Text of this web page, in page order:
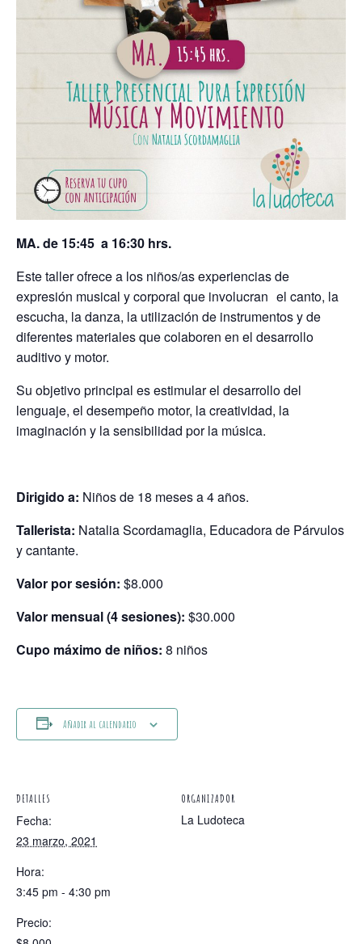
MA. de 15:45 a 16:30 hrs.
Este taller ofrece a los niños/as experiencias de
expresión musical y corporal que involucran el canto, la
escucha, la danza, la utilización de instrumentosy de
diferentes materiales que colaboren en el desarrollo
auditivo y motor.
Su objetivo principal es estimular el desarrollo del
lenguaje, el desempeño motor, la creatividad, la
imaginación y la sensibilidad por la música.
Dirigido a: Niños de 18 meses a 4 años.
Tallerista: Natalia Scordamaglia, Educadora de Párvulos
y cantante.
Valor por sesión: $8.000
Valor mensual (4 sesiones): $30.000
Cupo máximo de niños: 8 niños
Añadir al calendario
DETALLES
Fecha:
23 marzo, 2021
Hora:
3:45 pm - 4:30 pm
Precio:
ORGANIZADOR
La Ludoteca